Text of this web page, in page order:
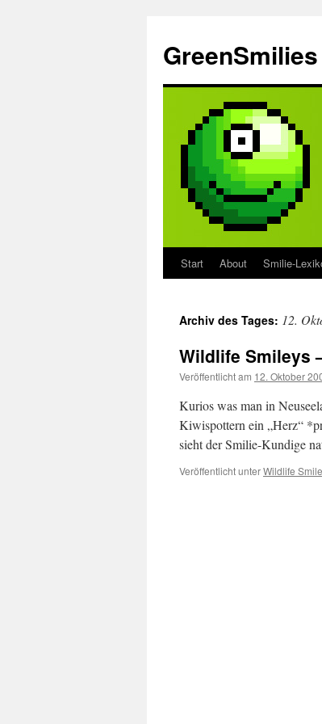
springen
GreenSmilies
Start About Smilie-
Archiv des Tages: 12.
Wildlife Smileys
Veröffentlicht am 12. Oktober
Kurios was man in
Kiwispottern ein „Herz“
sieht der Smilie-Kundige
Veröffentlicht unterWildlife